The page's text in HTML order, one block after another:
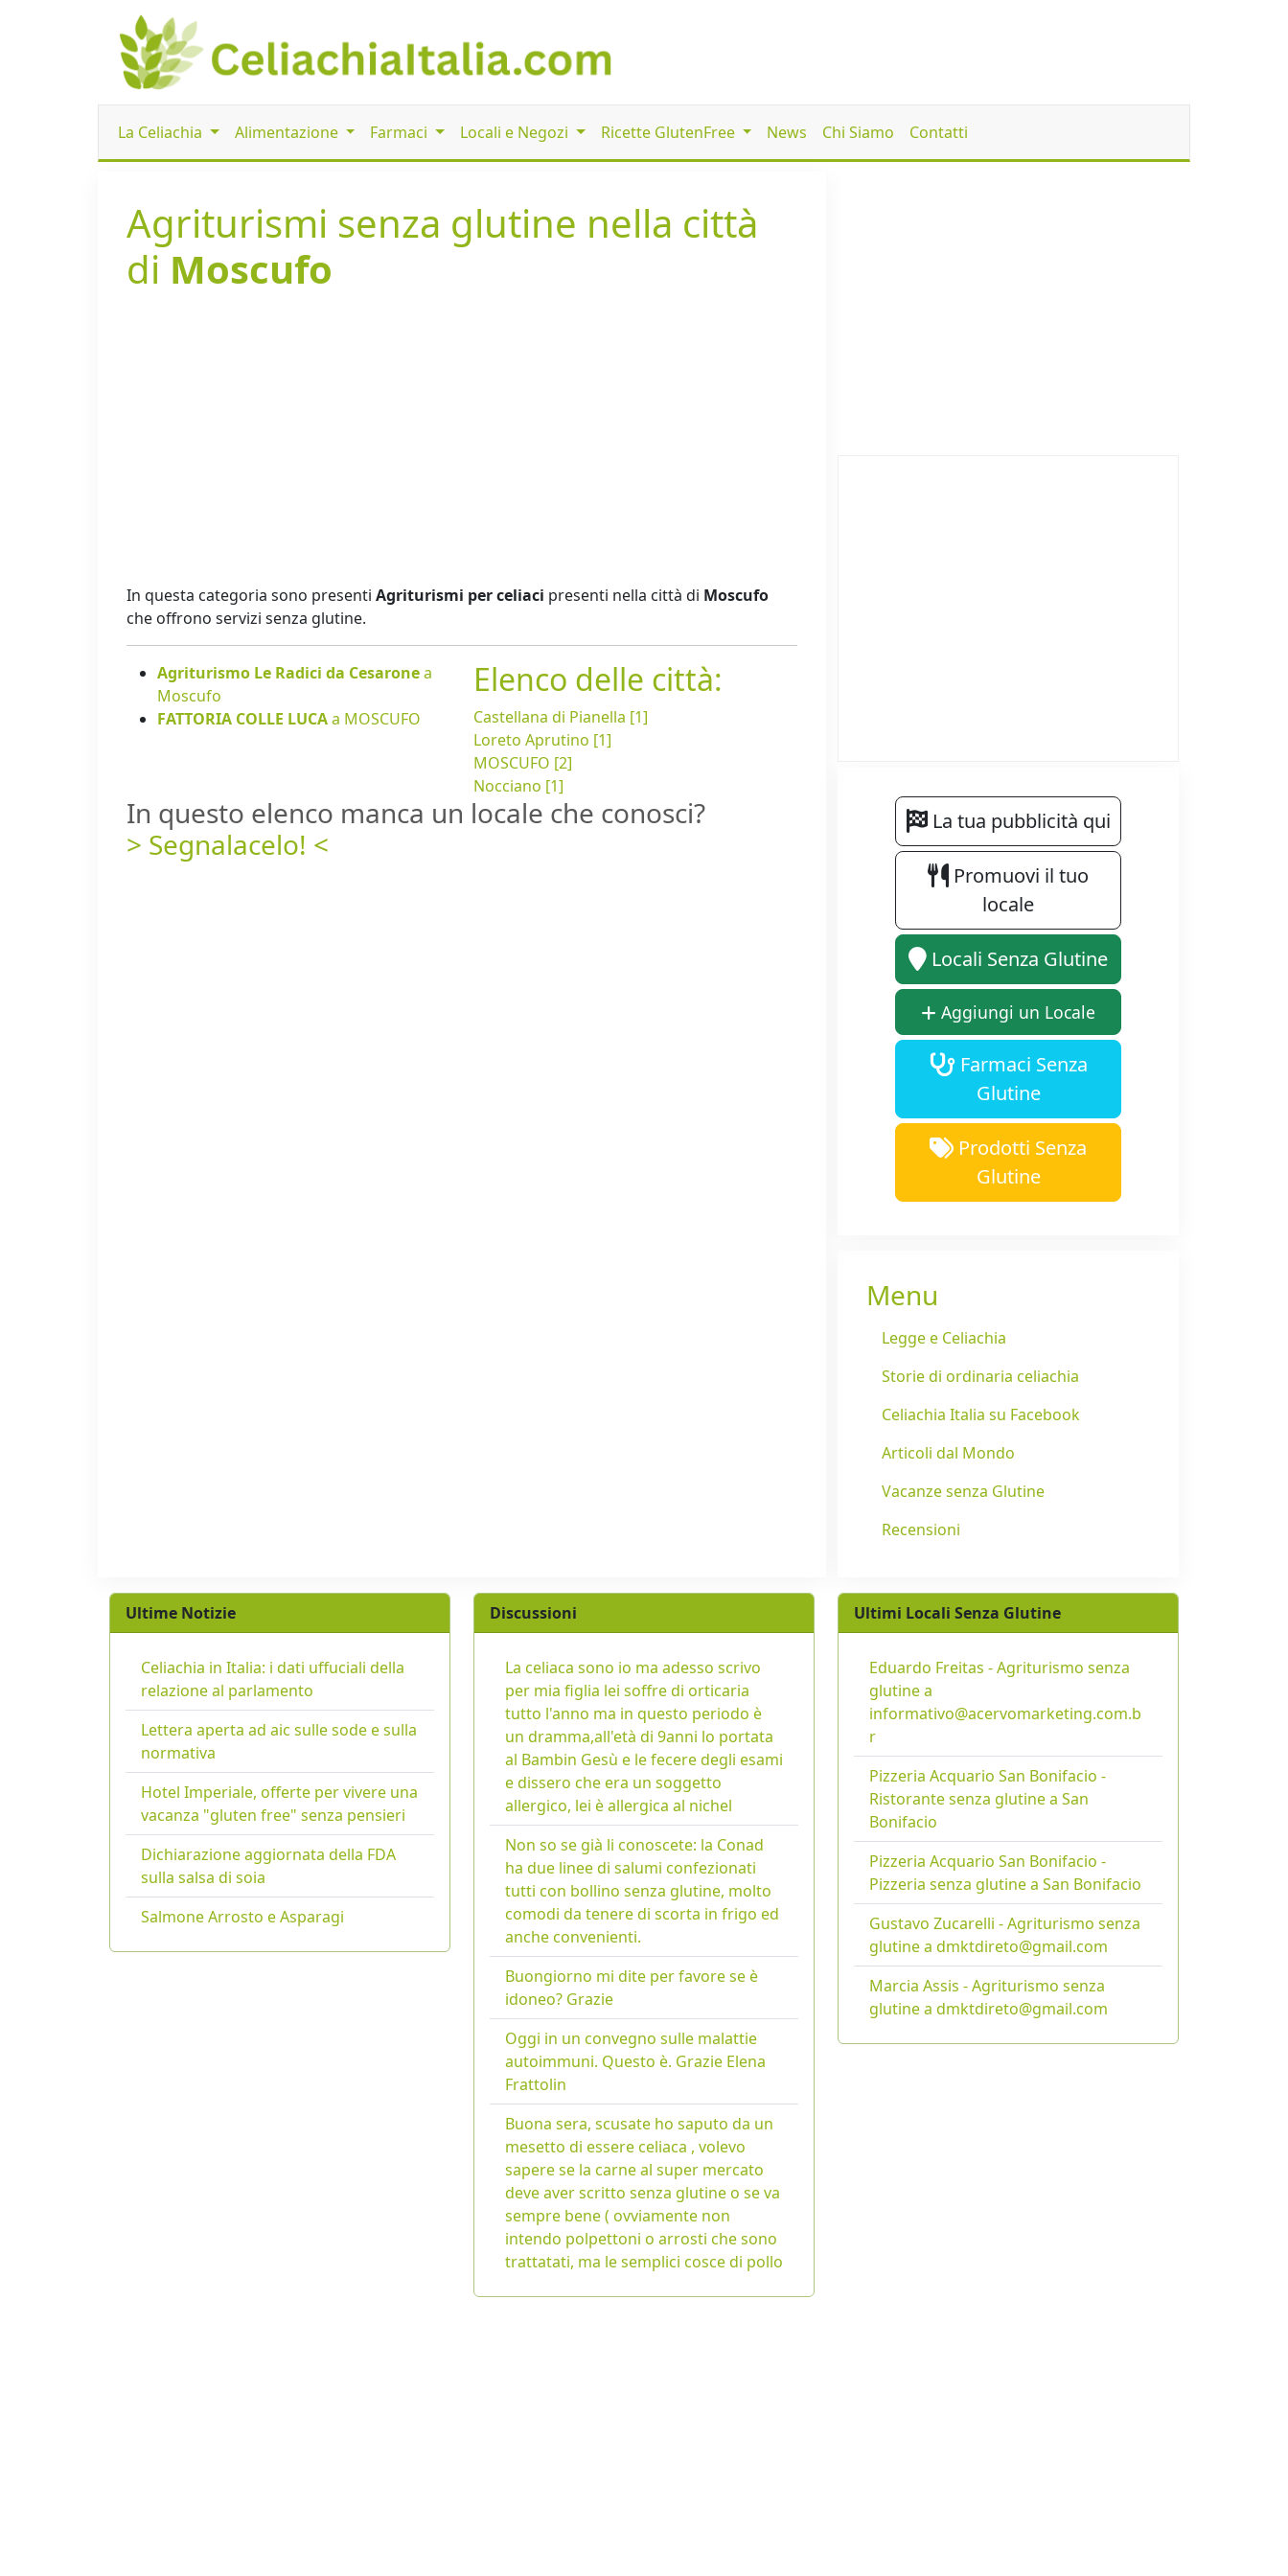
La Celiachia Alimentazione Farmaci Locali e Negozi Ricette GlutenFree News Chi Siamo Contatti
Agriturismi senza glutine nella città
di Moscufo
In questa categoria sono presenti Agriturismi per celiaci presenti nella città di Moscufo
che offrono servizi senza glutine.
Agriturismo Le Radici da Cesaronea
Moscufo
FATTORIA COLLE LUCAa MOSCUFO
Elenco delle città:
Castellana di Pianella [1]
Loreto Aprutino [1]
MOSCUFO [2]
Nocciano [1]
In questo elenco manca un locale che conosci?
> Segnalacelo! <
La tua pubblicità qui
Promuovi il tuo
locale
Locali Senza Glutine
Aggiungi un Locale
Farmaci Senza
Glutine
Prodotti Senza
Glutine
Menu
Legge e Celiachia
Storie di ordinaria celiachia
Celiachia Italia su Facebook
Articoli dal Mondo
Vacanze senza Glutine
Recensioni
Ultime Notizie
Celiachia in Italia: i dati uffuciali della
relazione al parlamento
Lettera aperta ad aic sulle sode e sulla
normativa
Hotel Imperiale, offerte per vivere una
vacanza "gluten free" senza pensieri
Dichiarazione aggiornata della FDA
sulla salsa di soia
Salmone Arrosto e Asparagi
Discussioni
La celiaca sono io ma adesso scrivo
per mia figlia lei soffre di orticaria
tutto l'anno ma in questo periodo è
un dramma,all'età di 9anni lo portata
al Bambin Gesù e le fecere degli esami
e dissero che era un soggetto
allergico, lei è allergica al nichel
Non so se già li conoscete: la Conad
ha due linee di salumi confezionati
tutti con bollino senza glutine, molto
comodi da tenere di scorta in frigo ed
anche convenienti.
Buongiorno mi dite per favore se è
idoneo? Grazie
Oggi in un convegno sulle malattie
autoimmuni. Questo è. Grazie Elena
Frattolin
Buona sera, scusate ho saputo da un
mesetto di essere celiaca , volevo
sapere se la carne al super mercato
deve aver scritto senza glutine o se va
sempre bene ( ovviamente non
intendo polpettoni o arrosti che sono
trattatati, ma le semplici cosce di pollo
Ultimi Locali Senza Glutine
Eduardo Freitas - Agriturismo senza
glutine a
informativo@acervomarketing.com.b
r
Pizzeria Acquario San Bonifacio -
Ristorante senza glutine a San
Bonifacio
Pizzeria Acquario San Bonifacio -
Pizzeria senza glutine a San Bonifacio
Gustavo Zucarelli - Agriturismo senza
glutine a dmktdireto@gmail.com
Marcia Assis - Agriturismo senza
glutine a dmktdireto@gmail.com